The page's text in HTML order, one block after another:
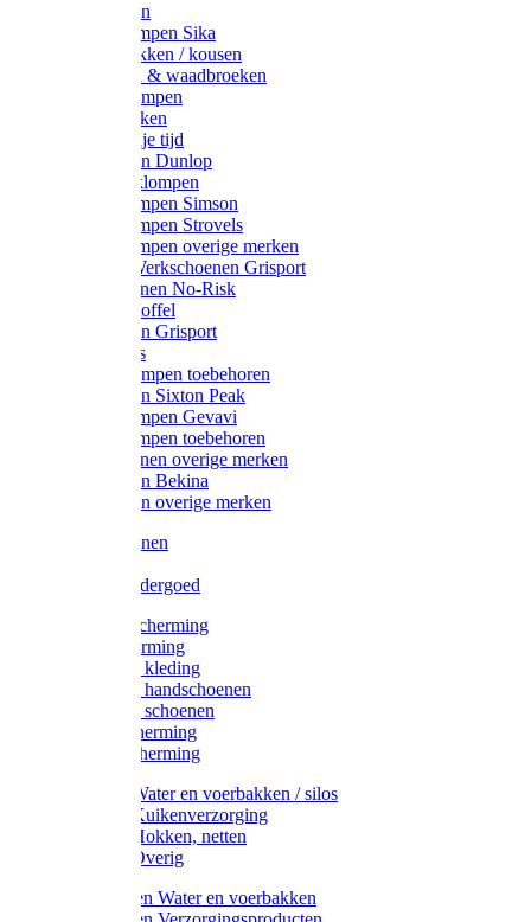
Werksokken
Schoenklompen Sika
Thermo sokken / kousen
Lieslaarzen & waadbroeken
Houten klompen
Wandelsokken
Laarzen vrije tijd
Werklaarzen Dunlop
Kunststof klompen
Schoenklompen Simson
Schoenklompen Strovels
Schoenklompen overige merken
Wandel-/ Werkschoenen Grisport
Werkschoenen No-Risk
Klomppantoffel
Werklaarzen Grisport
Accessoires
Houten klompen toebehoren
Werklaarzen Sixton Peak
Schoenklompen Gevavi
Schoenklompen toebehoren
Werkschoenen overige merken
Werklaarzen Bekina
Werklaarzen overige merken
Handschoenen
Thermo ondergoed
Gehoorbescherming
Oogbescherming
Disposable kleding
Disposable handschoenen
Disposable schoenen
Mondbescherming
Hoofdbescherming
Pluimvee Water en voerbakken / silos
Pluimvee Kuikenverzorging
Pluimvee Hokken, netten
Pluimvee Overig
Knaagdieren Water en voerbakken